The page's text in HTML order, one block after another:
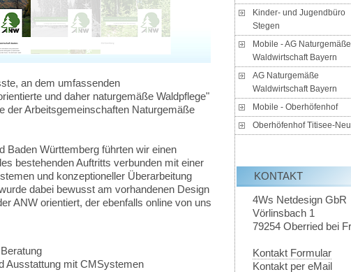
an dem umfassenden
und daher naturgemäße Waldpflege"
der Arbeitsgemeinschaften Naturgemäße
Baden Württemberg führten wir einen
bestehenden Auftritts verbunden mit einer
und konzeptioneller Überarbeitung
dabei bewusst am vorhandenen Design
ANW orientiert, der ebenfalls online von uns
Ausstattung mit CMSystemen
Kinder- und Jugendbüro
Stegen
Mobile - AG Naturgemäße
Waldwirtschaft Bayern
AG Naturgemäße
Waldwirtschaft Bayern
Mobile - Oberhöfenhof
Oberhöfenhof Titisee-
KONTAKT
4Ws Netdesign GbR
Vörlinsbach 1
79254 Oberried bei
Kontakt Formular
Kontakt per eMail